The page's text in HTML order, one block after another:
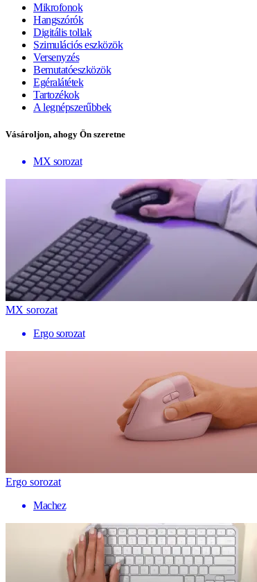
Mikrofonok
Hangszórók
Digitális tollak
Szimulációs eszközök
Versenyzés
Bemutatóeszközök
Egéralátétek
Tartozékok
A legnépszerűbbek
Vásároljon, ahogy Ön szeretne
MX sorozat
MX sorozat
Ergo sorozat
Ergo sorozat
Machez